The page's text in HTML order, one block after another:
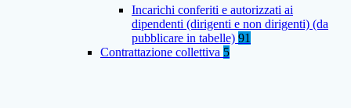
Incarichi conferiti e autorizzati ai
dipendenti (dirigenti e non dirigenti) (da
pubblicare in tabelle) 91
Contrattazione collettiva 5